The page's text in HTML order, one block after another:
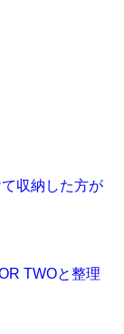
収納した方が
TWOと整理